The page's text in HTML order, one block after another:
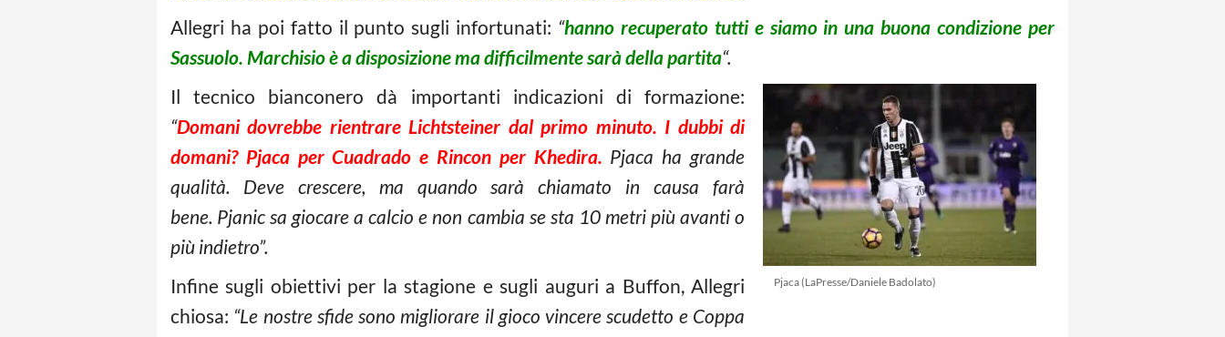
Allegri ha poi fatto il punto sugli infortunati: “hanno recuperato tutti e siamo in una buona condizione per
Sassuolo. Marchisio è a disposizione ma difficilmente sarà della partita“.
Pjaca (LaPresse/Daniele Badolato)
Il tecnico bianconero dà importanti indicazioni di formazione:
“Domani dovrebbe rientrare Lichtsteiner dal primo minuto. I dubbi di
domani? Pjaca per Cuadrado e Rincon per Khedira. Pjaca ha grande
qualità. Deve crescere, ma quando sarà chiamato in causa farà
bene. Pjanic sa giocare a calcio e non cambia se sta 10 metri più avanti o
più indietro”.
Infine sugli obiettivi per la stagione e sugli auguri a Buffon, Allegri
chiosa: “Le nostre sfide sono migliorare il gioco vincere scudetto e Coppa